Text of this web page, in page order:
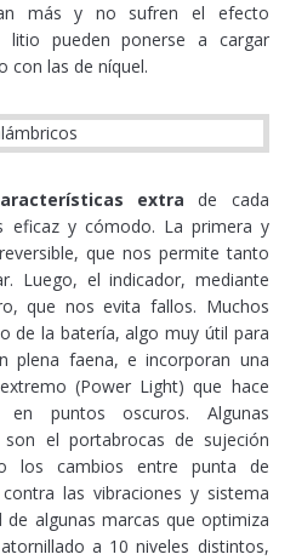
más y no sufren el efecto
litio pueden ponerse a cargar
con las de níquel.
extra de cada
eficaz y cómodo. La primera y
que nos permite tanto
Luego, el indicador, mediante
que nos evita fallos. Muchos
de la batería, algo muy útil para
plena faena, e incorporan una
(Power Light) que hace
puntos oscuros. Algunas
el portabrocas de sujeción
los cambios entre punta de
las vibraciones y sistema
algunas marcas que optimiza
a 10 niveles distintos,